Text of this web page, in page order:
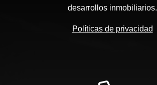
desarrollos inmobiliarios.
Políticas de privacidad